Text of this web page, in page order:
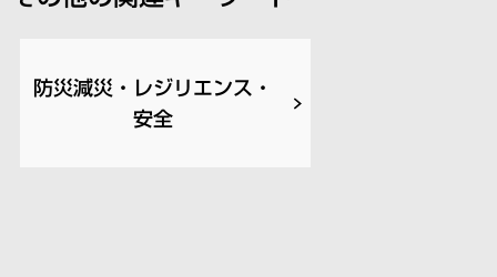
防災減災・レジリエンス・
安全